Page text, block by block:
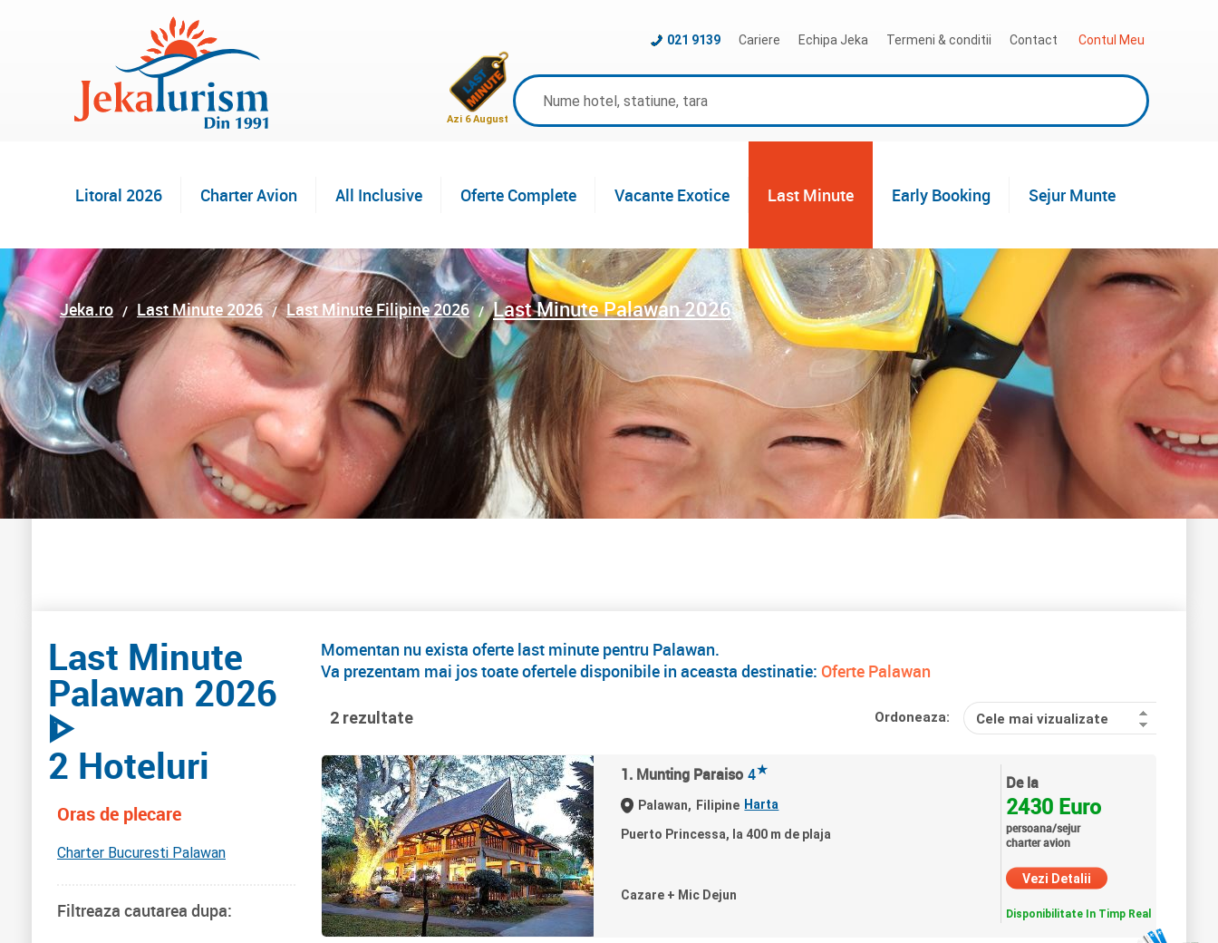
Cariere Echipa Jeka Termeni & conditii Contact Contul Meu
021 9139
Azi 6 August
Litoral 2026 Charter Avion All Inclusive Oferte Complete Vacante Exotice Last Minute Early Booking Sejur Munte
Jeka.ro Last Minute 2026 Last Minute Filipine 2026 Last Minute Palawan 2026
Momentan nu exista oferte last minute pentru Palawan.
Va prezentam mai jos toate ofertele disponibile in aceasta destinatie: Oferte Palawan
2 rezultate Ordoneaza: Cele mai vizualizate
De la
2430 Euro
persoana/sejur
charter avion
Vezi Detalii
Disponibilitate In Timp Real
1. Munting Paraiso 4★
Palawan, Filipine Harta
Puerto Princessa, la 400 m de plaja
Cazare + Mic Dejun
Last Minute
Palawan 2026
ᐈ
2 Hoteluri
Oras de plecare
Charter Bucuresti Palawan
Filtreaza cautarea dupa: